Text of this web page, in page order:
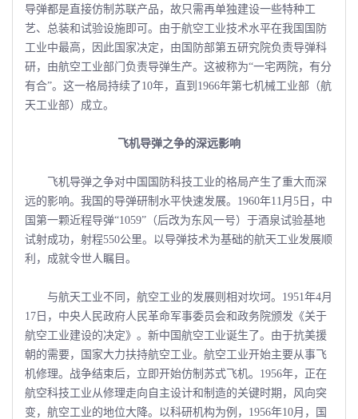
导弹都是直接仿制苏联产品，故只需再单独建设一些特种工
艺、总装和试验设施即可。由于航空工业技术水平在我国国防
工业中最高，因此国家决定，由国防部第五研究院负责导弹科
研，由航空工业部门负责导弹生产。这被称为“一宅两院，有分
有合”。这一格局持续了10年，直到1966年第七机械工业部（航
天工业部）成立。
飞机导弹之争的深远影响
飞机导弹之争对中国国防科技工业的格局产生了重大而深
远的影响。我国的导弹研制水平快速发展。1960年11月5日，中
国第一颗近程导弹“1059”（后改为东风一号）于酒泉试验基地
试射成功，射程550公里。以导弹技术为基础的航天工业发展顺
利，成就令世人瞩目。
与航天工业不同，航空工业的发展则相对坎坷。1951年4月
17日，中央人民政府人民革命军事委员会和政务院颁发《关于
航空工业建设的决定》。新中国航空工业诞生了。由于抗美援
朝的需要，国家大力扶持航空工业。航空工业开始主要从事飞
机修理。战争结束后，立即开始仿制苏式飞机。1956年，正在
航空科技工业从修理走向自主设计和制造的关键时期，风向突
变，航空工业的地位大降。以科研机构为例，1956年10月，国